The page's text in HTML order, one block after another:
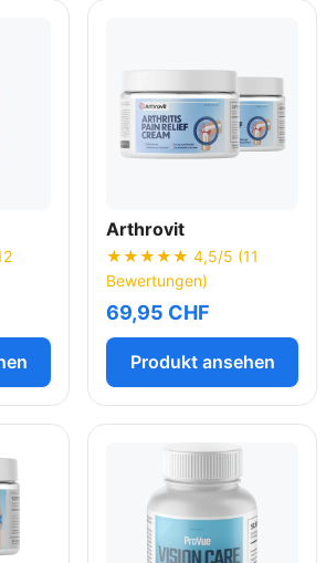
Arthrovit
★★★★★ 4,5/5 (11
Bewertungen)
69,95 CHF
Produkt ansehen